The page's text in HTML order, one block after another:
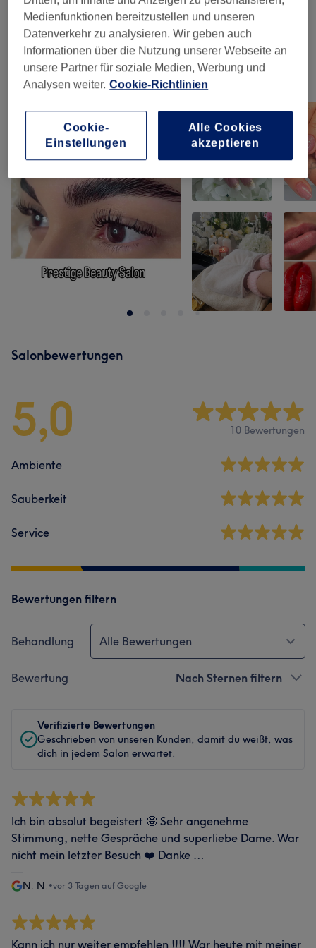
Gewichts- & Cellulite Behandlungen (1) ab 60 €
Unsere Arbeit
Bild anklicken für weitere Details
Salonbewertungen
5,0 10 Bewertungen
Ambiente
Sauberkeit
Service
Bewertungen filtern
Behandlung Alle Bewertungen
Bewertung Nach Sternen filtern
Verifizierte Bewertungen
Geschrieben von unseren Kunden, damit du weißt, was
dich in jedem Salon erwartet.
Ich bin absolut begeistert 🤩 Sehr angenehme
Stimmung, nette Gespräche und superliebe Dame. War
nicht mein letzter Besuch ❤️ Danke …
N. N. •vor 3 Tagen auf Google
Kann ich nur weiter empfehlen !!!! War heute mit meiner
Medienfunktionen bereitzustellen und unseren
Datenverkehr zu analysieren. Wir geben auch
Informationen über die Nutzung unserer Webseite an
unsere Partner für soziale Medien, Werbung und
Analysen weiter. Cookie-Richtlinien
Cookie-
Einstellungen
Alle Cookies
akzeptieren